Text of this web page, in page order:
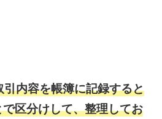
内容を帳簿に記録すると
区分けして、整理してお